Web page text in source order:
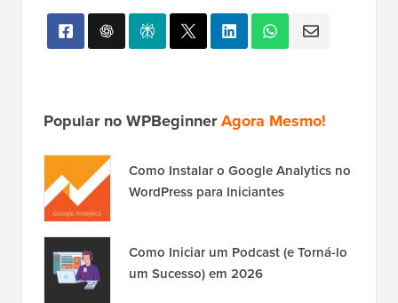
Popular no WPBeginnerAgora Mesmo!
Como Instalar o Google Analytics no
WordPress para Iniciantes
Como Iniciar um Podcast (e Torná-lo
um Sucesso) em 2026